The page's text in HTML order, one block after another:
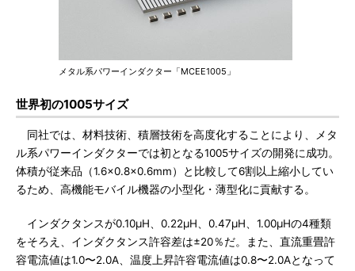
メタル系パワーインダクター「MCEE1005」
世界初の1005サイズ
同社では、材料技術、積層技術を高度化することにより、メタ
ル系パワーインダクターでは初となる1005サイズの開発に成功。
体積が従来品（1.6×0.8×0.6mm）と比較して6割以上縮小してい
るため、高機能モバイル機器の小型化・薄型化に貢献する。
インダクタンスが0.10μH、0.22μH、0.47μH、1.00μHの4種類
をそろえ、インダクタンス許容差は±20％だ。また、直流重畳許
容電流値は1.0〜2.0A、温度上昇許容電流値は0.8〜2.0Aとなって